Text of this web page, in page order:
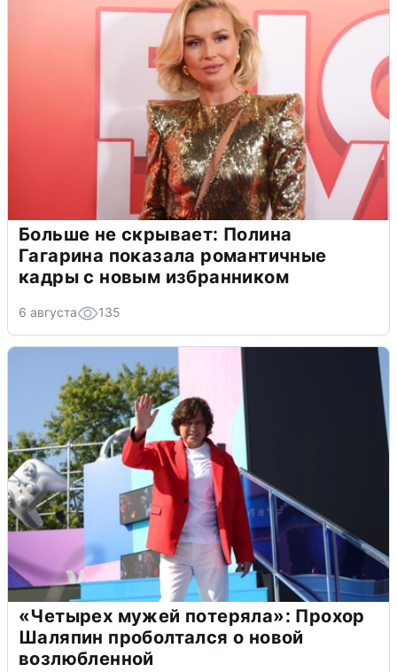
Больше не скрывает: Полина
Гагарина показала романтичные
кадры с новым избранником
6 августа 135
«Четырех мужей потеряла»: Прохор
Шаляпин проболтался о новой
возлюбленной